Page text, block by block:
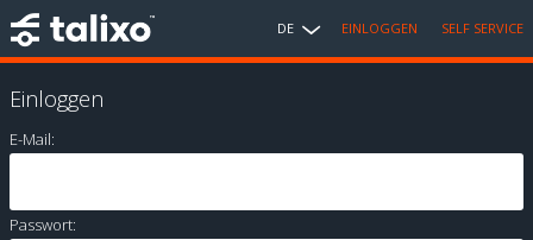
DE EINLOGGEN SELF SERVICE
Einloggen
E-Mail:
Passwort: